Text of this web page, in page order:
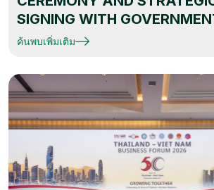
SIGNING WITH
WITNESSED FOR AMATA
DURING THAI CONNECT
ค้นพบเพิ่มเติม